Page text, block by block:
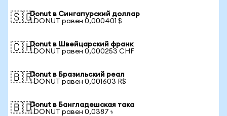
🇸🇬Donut в Сингапурский доллар
1 DONUT равен 0,000401 $
🇨🇭Donut в Швейцарский франк
1 DONUT равен 0,000253 CHF
🇧🇷Donut в Бразильский реал
1 DONUT равен 0,001603 R$
🇧🇩Donut в Бангладешская така
1 DONUT равен 0,0387 ৳